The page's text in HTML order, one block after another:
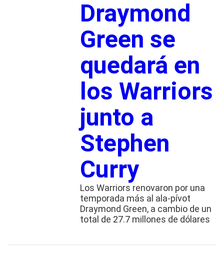
Draymond
Green se
quedará en
los Warriors
junto a
Stephen
Curry
Los Warriors renovaron por una
temporada más al ala-pívot
Draymond Green, a cambio de un
total de 27.7 millones de dólares